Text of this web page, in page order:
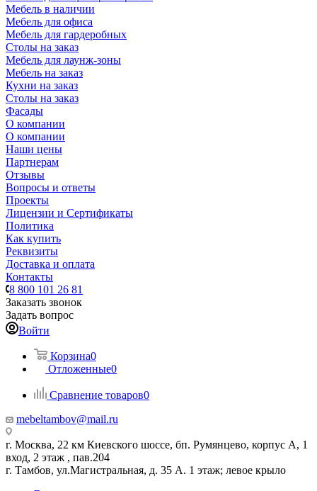
Мебель в наличии
Мебель для офиса
Мебель для гардеробных
Столы на заказ
Мебель для лаунж-зоны
Мебель на заказ
Кухни на заказ
Столы на заказ
Фасады
О компании
О компании
Наши цены
Партнерам
Отзывы
Вопросы и ответы
Проекты
Лицензии и Сертификаты
Политика
Как купить
Реквизиты
Доставка и оплата
Контакты
8 800 101 26 81
Заказать звонок
Задать вопрос
Войти
Корзина0
Отложенные0
Сравнение товаров0
mebeltambov@mail.ru
г. Москва, 22 км Киевского шоссе, бп. Румянцево, корпус А, 1
вход, 2 этаж , пав.204
г. Тамбов, ул.Магистральная, д. 35 А. 1 этаж; левое крыло